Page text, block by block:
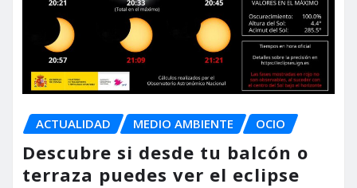
ACTUALIDAD MEDIO AMBIENTE OCIO
Descubre si desde tu balcón o
terraza puedes ver el eclipse